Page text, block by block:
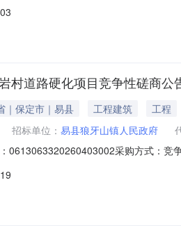
村道路硬化项目竞争性磋商公
｜保定市｜易县 工程建筑
工程
招标单位： 易县狼牙山镇人民政府
0613063320260403002采购方式：竞
策：采购人名称：易县狼牙山镇人民